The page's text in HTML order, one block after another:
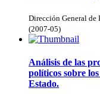
Dirección General
(2007-05)
Análisis de las
políticos sobre
Estado.